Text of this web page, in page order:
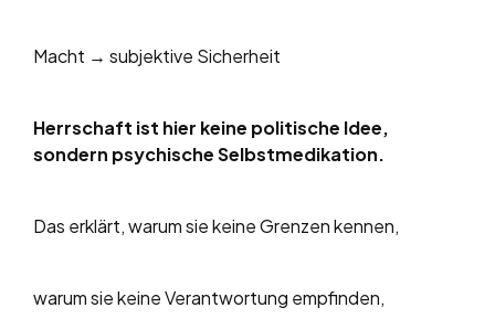
Macht → subjektive Sicherheit
Herrschaft ist hier keine politische Idee,
sondern psychische Selbstmedikation.
Das erklärt, warum sie keine Grenzen kennen,
warum sie keine Verantwortung empfinden,